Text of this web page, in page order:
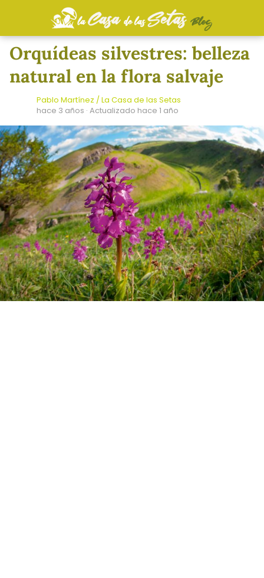
Orquídeas silvestres: belleza
natural en la flora salvaje
Pablo Martínez / La Casa de las Setas
hace 3 años · Actualizado hace 1 año